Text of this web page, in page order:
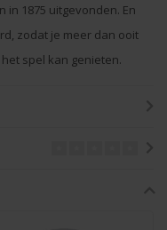
1875 uitgevonden. En
zodat je meer dan ooit
spel kan genieten.